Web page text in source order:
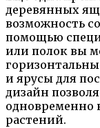
деревянных
возможность
помощью
или полок вы
и ярусы для
дизайн
одновременно
растений.